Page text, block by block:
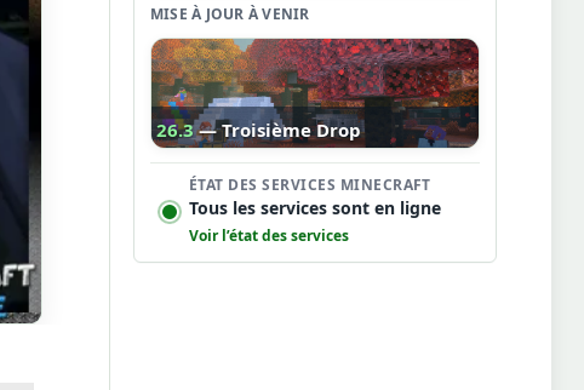
MISE À JOUR À VENIR
26.3 — Troisième Drop
ÉTAT DES SERVICES MINECRAFT
Tous les services sont en ligne
Voir l’état des services